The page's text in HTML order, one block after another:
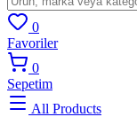
0
Favoriler
0
Sepetim
All Products